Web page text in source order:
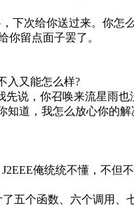
下次给你送过来。你怎
留点面子罢了。
入又能怎么样?
，你召唤来流星雨也
，我怎么放心你的
俺统统不懂，不但
个函数、六个调用、